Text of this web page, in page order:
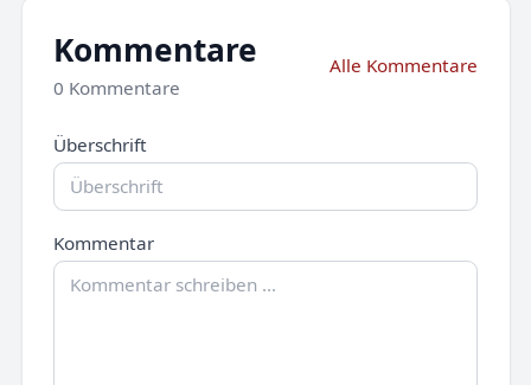
Kommentare
0 Kommentare
Alle Kommentare
Überschrift
Kommentar